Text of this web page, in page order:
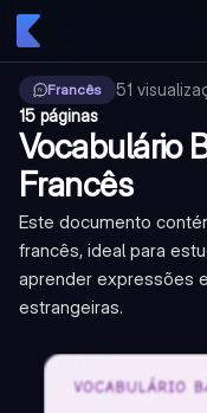
Francês 51
15 páginas
Vocabulário
Francês
Este documento
francês, ideal para
aprender expressões
estrangeiras.